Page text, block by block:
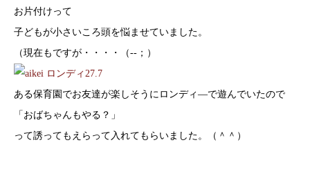
お片付けって
子どもが小さいころ頭を悩ませていました。
（現在もですが・・・・（‐‐；）
ある保育園でお友達が楽しそうにロンディ―で遊んでいたので
「おばちゃんもやる？」
って誘ってもえらって入れてもらいました。（＾＾）